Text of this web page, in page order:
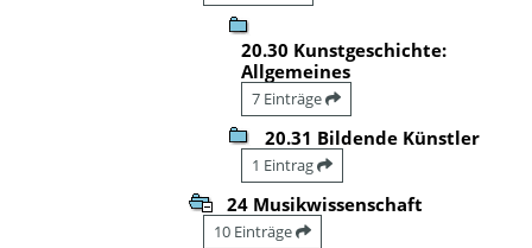
20.30 Kunstgeschichte:
Allgemeines
7 Einträge
20.31 Bildende Künstler
1 Eintrag
24 Musikwissenschaft
10 Einträge